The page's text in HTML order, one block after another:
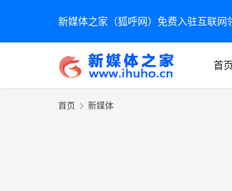
新媒体之家（狐呼网）免费入驻互联
首页
首页 新媒体